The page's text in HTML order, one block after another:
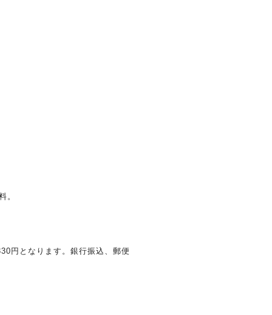
。
円となります。銀行振込、郵便